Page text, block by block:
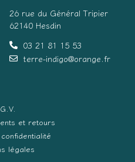
26 rue du Général Tripier
62140 Hesdin
03 21 81 15 53
terre-indigo@orange.fr
et retours
légales